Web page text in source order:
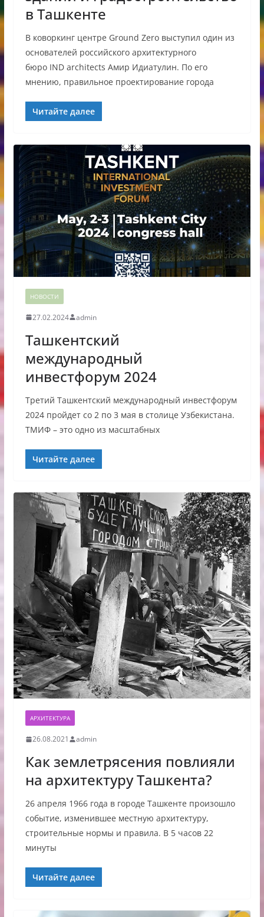
в Ташкенте
В коворкинг центре Ground Zero выступил один из
основателей российского архитектурного
бюро IND architects Амир Идиатулин. По его
мнению, правильное проектирование города
Читайте далее
НОВОСТИ
27.02.2024 admin
Ташкентский
международный
инвестфорум 2024
Третий Ташкентский международный инвестфорум
2024 пройдет со 2 по 3 мая в столице Узбекистана.
ТМИФ – это одно из масштабных
Читайте далее
АРХИТЕКТУРА
26.08.2021 admin
Как землетрясения повлияли
на архитектуру Ташкента?
26 апреля 1966 года в городе Ташкенте произошло
событие, изменившее местную архитектуру,
строительные нормы и правила. В 5 часов 22
минуты
Читайте далее